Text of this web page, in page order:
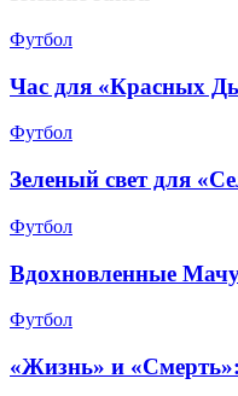
Футбол
Час для «Красных
Футбол
Зеленый свет для
Футбол
Вдохновленные
Футбол
«Жизнь» и